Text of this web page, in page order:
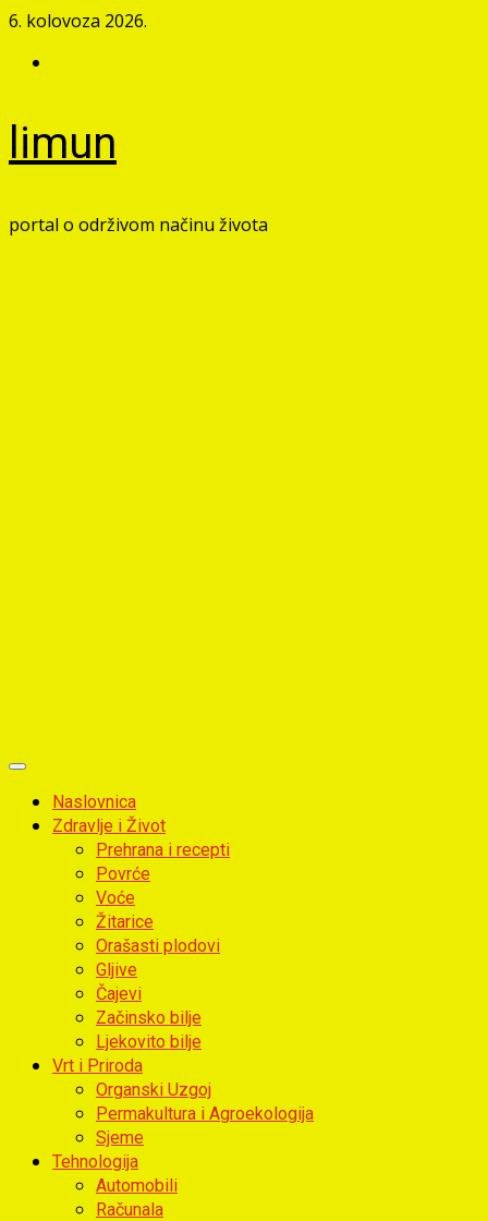
Skip
content
6. kolovoza 2026.
limun
portal o održivom načinu života
Primary
MenuNaslovnica
Zdravlje i Život
Prehrana i recepti
Povrće
Voće
Žitarice
Orašasti plodovi
Gljive
Čajevi
Začinsko bilje
Ljekovito bilje
Vrt i Priroda
Organski Uzgoj
Permakultura i Agroekologija
Sjeme
Tehnologija
Automobili
Računala